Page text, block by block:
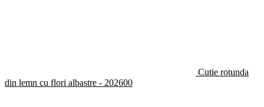
Cutie rotunda
din lemn cu flori albastre - 202600